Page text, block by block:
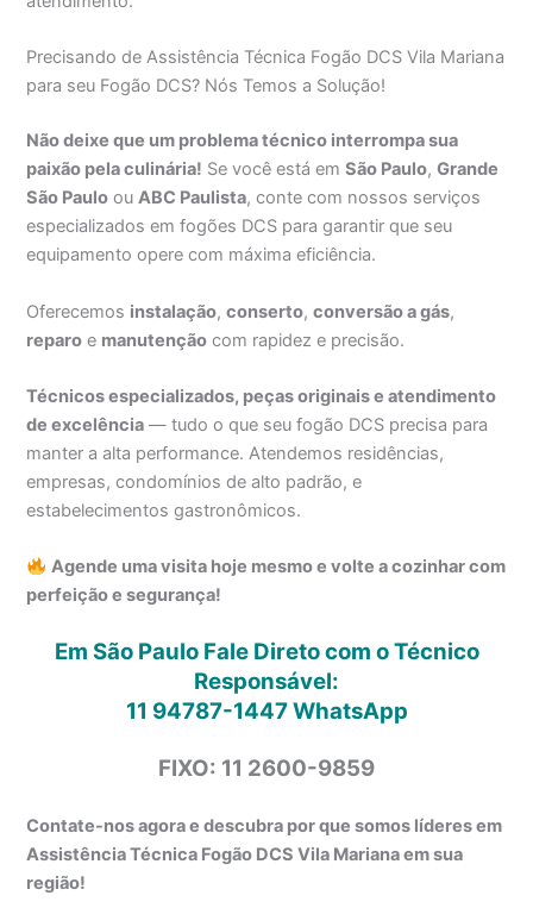
Precisando de Assistência Técnica Fogão DCS Vila Mariana
para seu Fogão DCS? Nós Temos a Solução!
Não deixe que um problema técnico interrompa sua
paixão pela culinária! Se você está emSão Paulo,Grande
São Paulo ouABC Paulista, conte com nossos serviços
especializados em fogões DCS para garantir que seu
equipamento opere com máxima eficiência.
Oferecemos instalação,conserto,conversão a gás,
reparo e manutenção com rapidez e precisão.
Técnicos especializados, peças originais e atendimento
de excelência — tudo o que seu fogão DCS precisa para
manter a alta performance. Atendemos residências,
empresas, condomínios de alto padrão, e
estabelecimentos gastronômicos.
Agende uma visita hoje mesmo e volte a cozinhar com
perfeição e segurança!
Em São Paulo Fale Direto com o Técnico
Responsável:
11 94787-1447WhatsApp
FIXO: 11 2600-9859
Contate-nos agora e descubra por que somos líderes em
Assistência Técnica Fogão DCS Vila Mariana em sua
região!